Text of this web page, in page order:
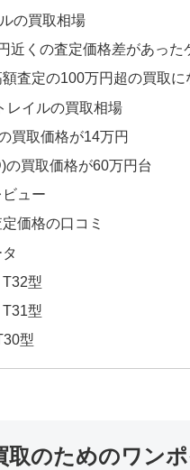
の買取相場
近くの査定価格差があった
査定の100万円超の買取に
レイルの買取相場
買取価格が14万円
の買取価格が60万円台
ュー
価格の口コミ
型
型
型
のためのワン